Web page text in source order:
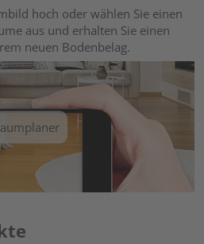
hoch oder wählen Sie einen
aus und erhalten Sie einen
neuen Bodenbelag.